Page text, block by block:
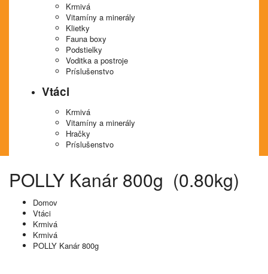
Krmivá
Vitamíny a minerály
Klietky
Fauna boxy
Podstielky
Voditka a postroje
Príslušenstvo
Vtáci
Krmivá
Vitamíny a minerály
Hračky
Príslušenstvo
POLLY Kanár 800g (0.80kg)
Domov
Vtáci
Krmivá
Krmivá
POLLY Kanár 800g